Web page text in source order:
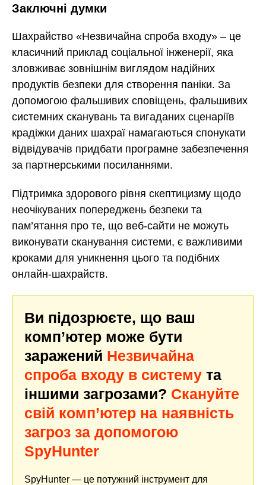
Заключні думки
Шахрайство «Незвичайна спроба входу» – це
класичний приклад соціальної інженерії, яка
зловживає зовнішнім виглядом надійних
продуктів безпеки для створення паніки. За
допомогою фальшивих сповіщень, фальшивих
системних сканувань та вигаданих сценаріїв
крадіжки даних шахраї намагаються спонукати
відвідувачів придбати програмне забезпечення
за партнерськими посиланнями.
Підтримка здорового рівня скептицизму щодо
неочікуваних попереджень безпеки та
пам’ятання про те, що веб-сайти не можуть
виконувати сканування системи, є важливими
кроками для уникнення цього та подібних
онлайн-шахрайств.
Ви підозрюєте, що ваш
комп’ютер може бути
заражений Незвичайна
спроба входу в систему та
іншими загрозами? Скануйте
свій комп’ютер на наявність
загроз за допомогою
SpyHunter
SpyHunter — це потужний інструмент для